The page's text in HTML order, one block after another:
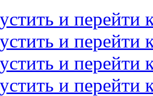
и перейти
и перейти
и перейти
и перейти